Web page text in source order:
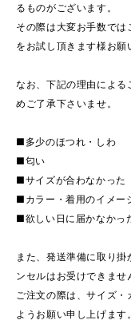
るものがございます。
その際は大変お手数で
をお試し頂きます様お願
なお、下記の理由による
めご了承下さいませ。
■多少のほつれ・しわ
■匂い
■サイズが合わなかった
■カラー・着用のイメー
■欲しい日に届かなかっ
また、発送準備に取り
ンセルはお受けできませ
ご注文の際は、サイズ
ようお願い申し上げます。